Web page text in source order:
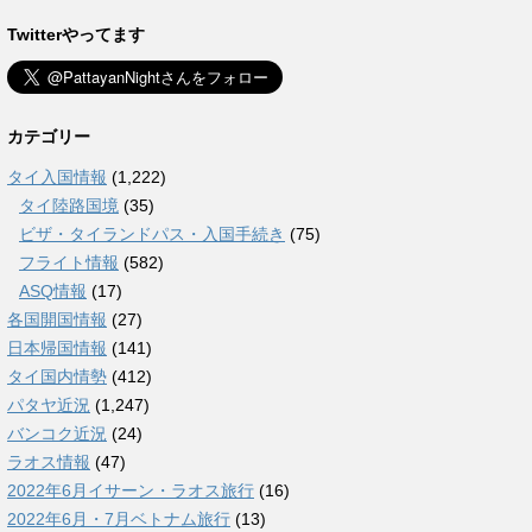
Twitterやってます
カテゴリー
タイ入国情報 (1,222)
タイ陸路国境 (35)
ビザ・タイランドパス・入国手続き (75)
フライト情報 (582)
ASQ情報 (17)
各国開国情報 (27)
日本帰国情報 (141)
タイ国内情勢 (412)
パタヤ近況 (1,247)
バンコク近況 (24)
ラオス情報 (47)
2022年6月イサーン・ラオス旅行 (16)
2022年6月・7月ベトナム旅行 (13)